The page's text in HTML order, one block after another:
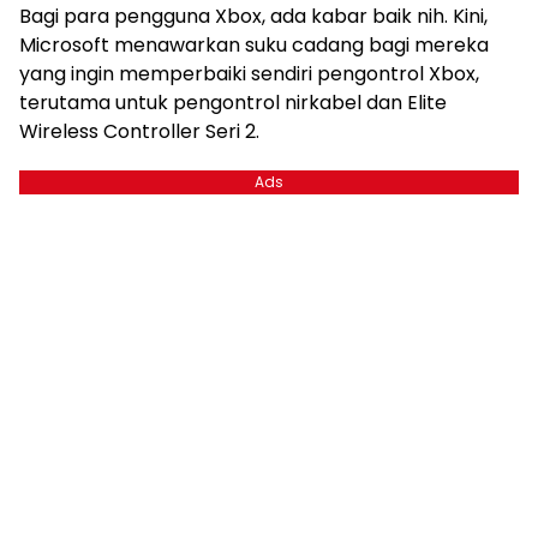
Bagi para pengguna Xbox, ada kabar baik nih. Kini,
Microsoft menawarkan suku cadang bagi mereka
yang ingin memperbaiki sendiri pengontrol Xbox,
terutama untuk pengontrol nirkabel dan Elite
Wireless Controller Seri 2.
Ads